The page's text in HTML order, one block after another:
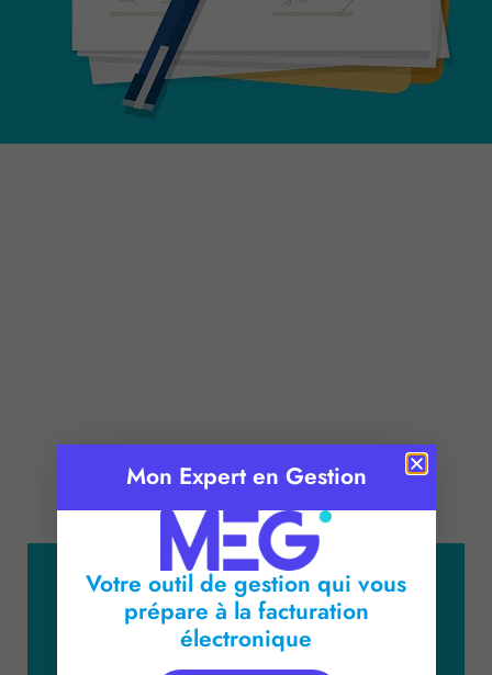
Publié le :
Temps de lecture : 2 minutes
Mon Expert en Gestion
Votre outil de gestion qui vous
prépare à la facturation
électronique